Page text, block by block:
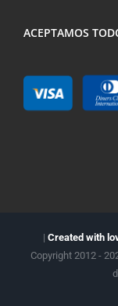
ACEPTAMOS
| Created with
Copyright 2012 -